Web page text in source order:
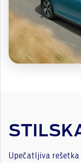
Upečatljiva rešetka